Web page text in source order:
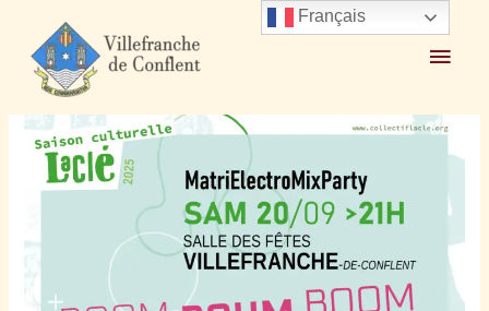
Accueil 2025 septembre
Boom boum boom soigne ton dancefloor !
Français